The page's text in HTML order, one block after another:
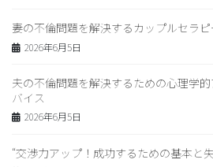
妻の不倫問題を解決するカップルセラ
2026年6月5日
夫の不倫問題を解決するための心理学
バイス
2026年6月5日
“交渉力アップ！成功するための基本と